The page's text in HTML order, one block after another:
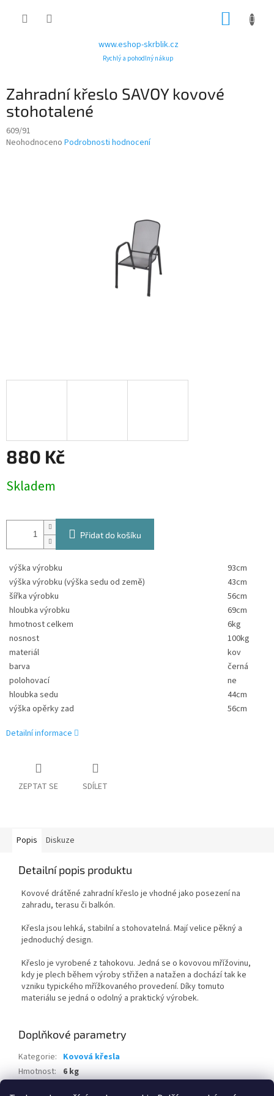
www.eshop-skrblik.cz
Rychlý a pohodlný nákup
Zahradní křeslo SAVOY kovové
stohotalené
609/91
Průměrné
Neohodnoceno Podrobnosti hodnocení
880 Kč
cena:
Skladem
Přidat do košíku
výška výrobku
93cm
výška výrobku (výška sedu od země)
43cm
šířka výrobku
56cm
hloubka výrobku
69cm
hmotnost celkem
6kg
nosnost
100kg
materiál
kov
barva
černá
polohovací
ne
hloubka sedu
44cm
výška opěrky zad
56cm
Detailní informace
ZEPTAT SE SDÍLET
Popis Diskuze
Detailní popis produktu
Kovové drátěné zahradní křeslo je vhodné jako posezení na
zahradu, terasu či balkón.
Křesla jsou lehká, stabilní a stohovatelná. Mají velice pěkný a
jednoduchý design.
Křeslo je vyrobené z tahokovu. Jedná se o kovovou mřížovinu,
kdy je plech během výroby střižen a natažen a dochází tak ke
vzniku typického mřížkovaného provedení. Díky tomuto
materiálu se jedná o odolný a praktický výrobek.
Doplňkové parametry
Kategorie: Kovová křesla
Hmotnost: 6 kg